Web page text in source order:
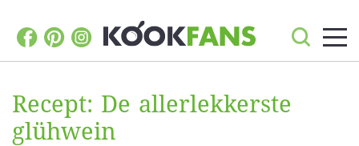
Recept: De allerlekkerste
glühwein